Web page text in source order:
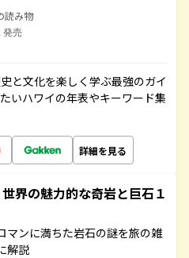
読み物
発売
と文化を楽しく学ぶ最強のガイ
いハワイの年表やキーワード集
詳細を見る
界の魅力的な奇岩と巨石１
マンに満ちた岩石の謎を旅の雑
解説